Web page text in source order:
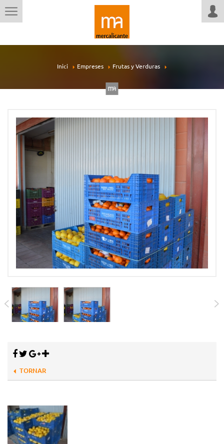
Inici Empreses Frutas y Verduras
TORNAR